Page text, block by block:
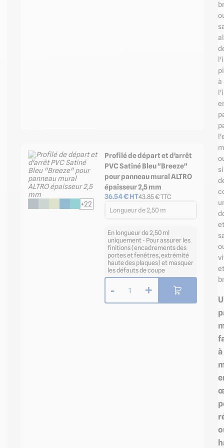
+22
Profilé de départ et d'arrêt
PVC Satiné Bleu "Breeze"
pour panneau mural ALTRO
épaisseur 2,5 mm
36.54€ HT43.85€ TTC
Longueur de 2,50 m
En longueur de 2,50 ml
uniquement - Pour assurer les
finitions (encadrements des
portes et fenêtres, extrémité
haute des plaques) et masquer
les défauts de coupe
- 1 +
à
et
et
à